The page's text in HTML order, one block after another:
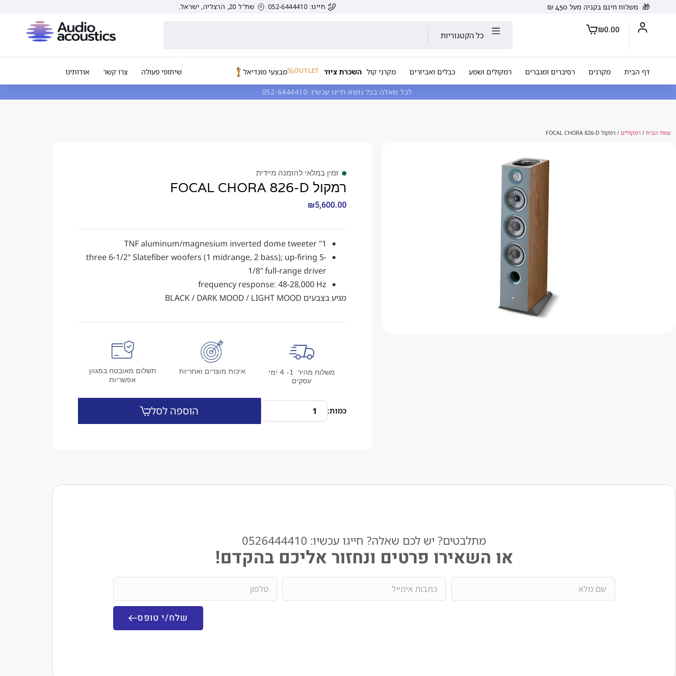
🎁 משלוח חינם בקניה מעל 450 ₪ חייגו: 052-6444410 שח"ל 20, הרצליה, ישראל.
₪0.00
כל הקטגוריות
דף הבית מקרנים רסיברים ומגברים רמקולים ושמע כבלים ואביזרים מקרני קול השכרת ציוד OUTLET מבצעי מונדיאל שיתופי פעולה צרו קשר אודותינו
לכל שאלה בכל נושא חייגו עכשיו:
עמוד הבית / רמקולים / רמקול FOCAL CHORA 826-D
זמין במלאי להזמנה מיידית
רמקול FOCAL CHORA 826-D
₪5,600.00
1" TNF aluminum/magnesium inverted dome tweeter
three 6-1/2" Slatefiber woofers (1 midrange, 2 bass); up-firing 5-
1/8" full-range driver
frequency response: 48-28,000 Hz
מגיע בצבעים BLACK / DARK MOOD / LIGHT MOOD
משלוח מהיר 1- 4 ימי
עסקים
איכות מוצרים ואחריות
תשלום מאובטח במגוון
אפשריות
הוספה לסל
מתלבטים? יש לכם שאלה? חייגו עכשיו: 0526444410​
או השאירו פרטים ונחזור אליכם בהקדם!
שלח/י טופס